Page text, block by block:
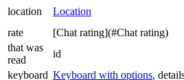
location Location
rate
[Chat rating](#Chat rating)
that was
read
id
keyboard Keyboard with options,